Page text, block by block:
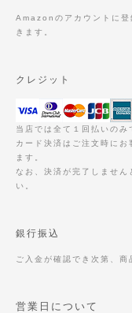
Amazonのアカウントに登
きます。
クレジット
当店では全て１回払いのみ
カード決済はご注文時にお
ます。
なお、決済が完了しません
い。
銀行振込
ご入金が確認でき次第、
営業日について